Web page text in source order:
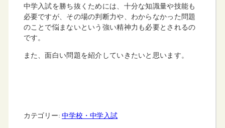
中学入試を勝ち抜くためには、十分な知識量や技能も
必要ですが、その場の判断力や、わからなかった問題
のことで悩まないという強い精神力も必要とされるの
です。
また、面白い問題を紹介していきたいと思います。
カテゴリー: 中学校・中学入試